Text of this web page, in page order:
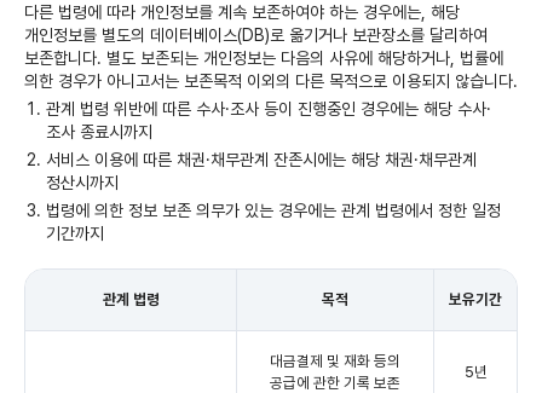
다른 법령에 따라 개인정보를 계속 보존하여야 하는 경우에는, 해당
개인정보를 별도의 데이터베이스(DB)로 옮기거나 보관장소를 달리하여
보존합니다. 별도 보존되는 개인정보는 다음의 사유에 해당하거나, 법률에
의한 경우가 아니고서는 보존목적 이외의 다른 목적으로 이용되지 않습니다.
관계 법령 위반에 따른 수사·조사 등이 진행중인 경우에는 해당 수사·
조사 종료시까지
서비스 이용에 따른 채권·채무관계 잔존시에는 해당 채권·채무관계
정산시까지
법령에 의한 정보 보존 의무가 있는 경우에는 관계 법령에서 정한 일정
기간까지
관계 법령 목적 보유기간
대금결제 및 재화 등의
공급에 관한 기록 보존
5년